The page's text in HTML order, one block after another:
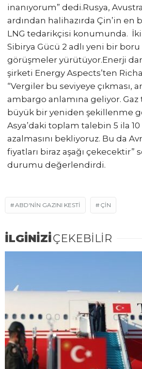
inanıyorum” dedi.Rusya,
ardından halihazırda Çin’in en
LNG tedarikçisi konumunda. İki
Sibirya Gücü 2 adlı yeni bir
görüşmeler yürütüyor.Enerji
şirketi Energy Aspects’ten
“Vergiler bu seviyeye çıkması,
ambargo anlamına geliyor.
büyük bir yeniden şekillenme
Asya’daki toplam talebin 5 ila
azalmasını bekliyoruz. Bu da
fiyatları biraz aşağı çekecektir”
durumu değerlendirdi.
ABD'NIN GAZINI KESTI ÇİN
İLGİNİZİÇEKEBİLİR